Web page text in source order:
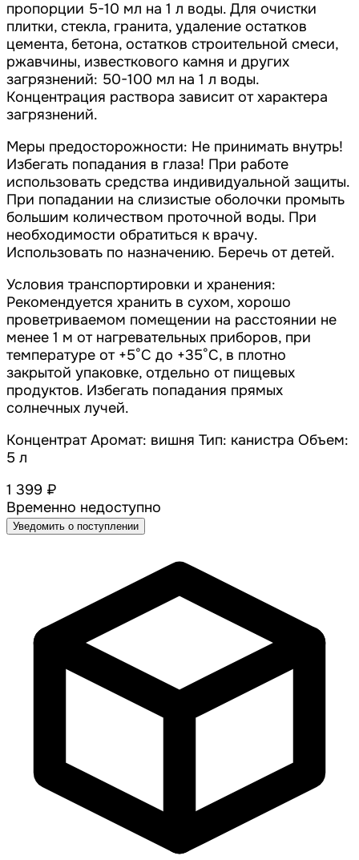
пропорции 5-10 мл на 1 л воды. Для очистки
плитки, стекла, гранита, удаление остатков
цемента, бетона, остатков строительной смеси,
ржавчины, известкового камня и других
загрязнений: 50-100 мл на 1 л воды.
Концентрация раствора зависит от характера
загрязнений.
Меры предосторожности: Не принимать внутрь!
Избегать попадания в глаза! При работе
использовать средства индивидуальной защиты.
При попадании на слизистые оболочки промыть
большим количеством проточной воды. При
необходимости обратиться к врачу.
Использовать по назначению. Беречь от детей.
Условия транспортировки и хранения:
Рекомендуется хранить в сухом, хорошо
проветриваемом помещении на расстоянии не
менее 1 м от нагревательных приборов, при
температуре от +5°С до +35°С, в плотно
закрытой упаковке, отдельно от пищевых
продуктов. Избегать попадания прямых
солнечных лучей.
Концентрат Аромат: вишня Тип: канистра Объем:
5 л
1 399 ₽
Временно недоступно
Уведомить о поступлении